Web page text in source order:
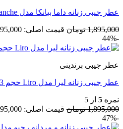
عطر جیبی زنانه داما بیانکا مدل Danne Blanche حجم 33 میلی لیتر
1,895,000 تومان قیمت اصلی: 1,895,000 تومان بود.
-44%
عطر جیبی برندینی
عطر جیبی زنانه لیرا مدل Liro حجم 33 میلی لیتر
نمره 5 از 5
1,895,000 تومان قیمت اصلی: 1,895,000 تومان بود.
-47%